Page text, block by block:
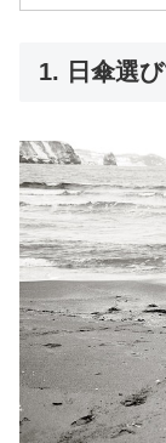
1. 日傘選